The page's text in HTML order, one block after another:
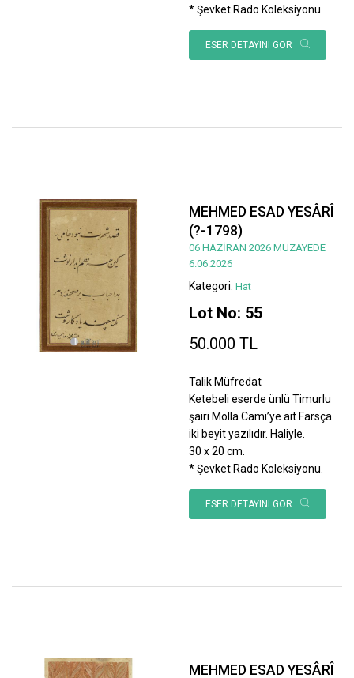
* Şevket Rado Koleksiyonu.
ESER DETAYINI GÖR
MEHMED ESAD YESÂRÎ
(?-1798)
06 HAZİRAN 2026 MÜZAYEDE
6.06.2026
Kategori: Hat
Lot No: 55
50.000 TL
Talik Müfredat
Ketebeli eserde ünlü Timurlu
şairi Molla Cami’ye ait Farsça
iki beyit yazılıdır. Haliyle.
30 x 20 cm.
* Şevket Rado Koleksiyonu.
ESER DETAYINI GÖR
MEHMED ESAD YESÂRÎ